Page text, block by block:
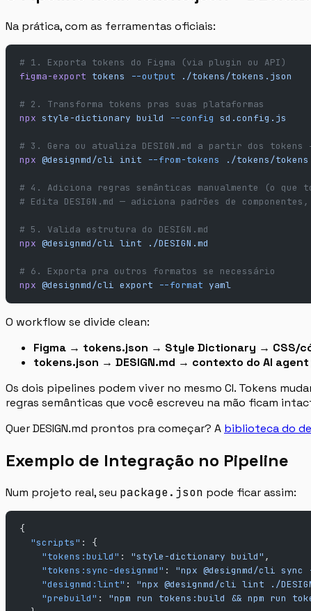
Na prática, com as ferramentas oficiais:
# 1. Exporta tokens do Figma (via plugin ou API)
figma-export tokens --output ./tokens/tokens.json
# 2. Transforma tokens pras suas plataformas
npx style-dictionary build --config sd.config.js
# 3. Gera ou atualiza DESIGN.md a partir dos tokens
npx @designmd/cli init --from-tokens ./tokens/
# 4. Adiciona regras semânticas manualmente (o que
# Edita DESIGN.md — adiciona padrões de
# 5. Valida estrutura do DESIGN.md
npx @designmd/cli lint ./DESIGN.md
# 6. Exporta pra outros formatos se necessário
npx @designmd/cli export --format yaml
O workflow se divide clean:
Figma → tokens.json → Style Dictionary → CSS/
tokens.json → DESIGN.md → contexto do AI agent
Os dois pipelines podem viver no mesmo CI. Tokens
regras semânticas que você escreveu na mão ficam
Quer DESIGN.md prontos pra começar? A biblioteca do
Exemplo de Integração no Pipeline
Num projeto real, seu package.json pode ficar assim:
{
  "scripts"
: {
    "tokens:build"
: "style-dictionary build" ,
    "tokens:sync-designmd"
: "npx @designmd/cli
    "designmd:lint"
: "npx @designmd/cli lint ./
    "prebuild"
: "npm run tokens:build && npm run